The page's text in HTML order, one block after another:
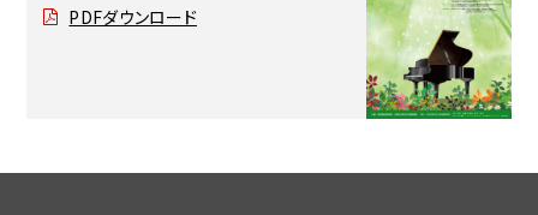
PDFダウンロード